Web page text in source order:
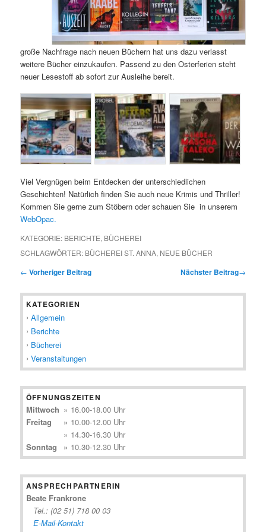
große Nachfrage nach neuen Büchern hat uns dazu verlasst
weitere Bücher einzukaufen. Passend zu den Osterferien steht
neuer Lesestoff ab sofort zur Ausleihe bereit.
Viel Vergnügen beim Entdecken der unterschiedlichen
Geschichten! Natürlich finden Sie auch neue Krimis und Thriller!
Kommen Sie gerne zum Stöbern oder schauen Sie in unserem
WebOpac.
KATEGORIE: BERICHTE, BÜCHEREI
SCHLAGWÖRTER: BÜCHEREI ST. ANNA, NEUE BÜCHER
← Vorheriger Beitrag Nächster Beitrag→
KATEGORIEN
Allgemein
Berichte
Bücherei
Veranstaltungen
ÖFFNUNGSZEITEN
Mittwoch » 16.00-18.00 Uhr
Freitag
» 10.00-12.00 Uhr
» 14.30-16.30 Uhr
Sonntag
» 10.30-12.30 Uhr
ANSPRECHPARTNERIN
Beate Frankrone
Tel.: (02 51) 718 00 03
E-Mail-Kontakt